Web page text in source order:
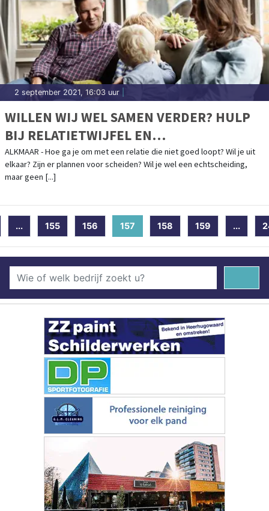
2 september 2021, 16:03 uur
WILLEN WIJ WEL SAMEN VERDER? HULP
BIJ RELATIETWIJFEL EN
(ECHT)SCHEIDING VIA WEBSITE
TWO2TANGO
ALKMAAR - Hoe ga je om met een relatie die niet goed loopt? Wil je uit
elkaar? Zijn er plannen voor scheiden? Wil je wel een echtscheiding,
maar geen [...]
... 155 156 157 (current)
158 159 ...